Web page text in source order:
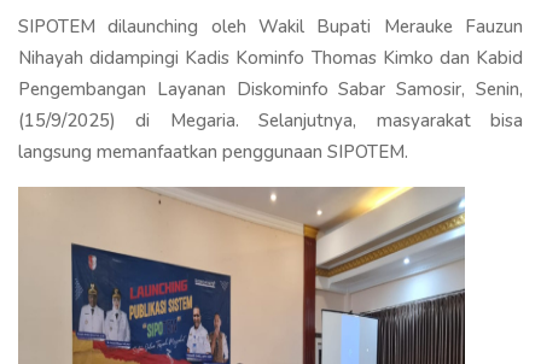
SIPOTEM dilaunching oleh Wakil Bupati Merauke Fauzun
Nihayah didampingi Kadis Kominfo Thomas Kimko dan Kabid
Pengembangan Layanan Diskominfo Sabar Samosir, Senin,
(15/9/2025) di Megaria. Selanjutnya, masyarakat bisa
langsung memanfaatkan penggunaan SIPOTEM.